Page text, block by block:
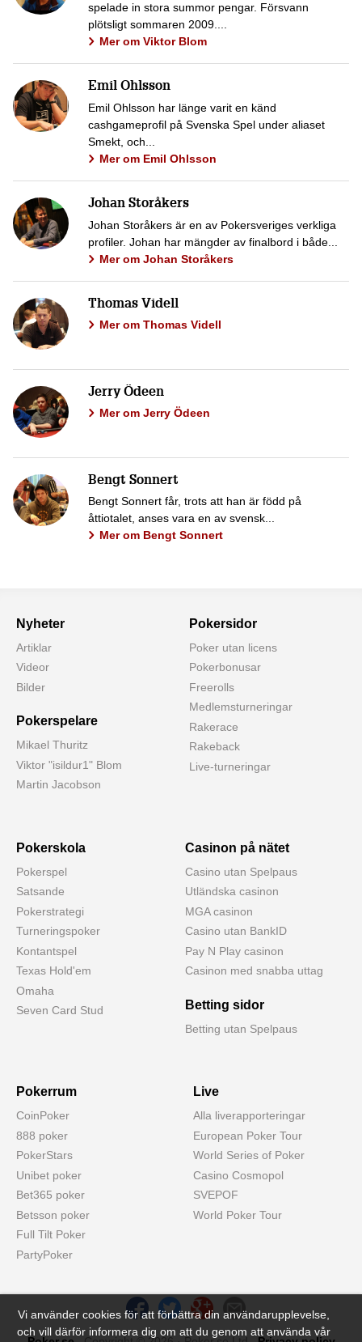
spelade in stora summor pengar. Försvann
plötsligt sommaren 2009....
Mer om Viktor Blom
Emil Ohlsson
Emil Ohlsson har länge varit en känd
cashgameprofil på Svenska Spel under aliaset
Smekt, och...
Mer om Emil Ohlsson
Johan Storåkers
Johan Storåkers är en av Pokersveriges verkliga
profiler. Johan har mängder av finalbord i både...
Mer om Johan Storåkers
Thomas Videll
Mer om Thomas Videll
Jerry Ödeen
Mer om Jerry Ödeen
Bengt Sonnert
Bengt Sonnert får, trots att han är född på
åttiotalet, anses vara en av svensk...
Mer om Bengt Sonnert
Nyheter
Artiklar
Videor
Bilder
Pokerspelare
Mikael Thuritz
Viktor "isildur1" Blom
Martin Jacobson
Pokersidor
Poker utan licens
Pokerbonusar
Freerolls
Medlemsturneringar
Rakerace
Rakeback
Live-turneringar
Pokerskola
Pokerspel
Satsande
Pokerstrategi
Turneringspoker
Kontantspel
Texas Hold'em
Omaha
Seven Card Stud
Casinon på nätet
Casino utan Spelpaus
Utländska casinon
MGA casinon
Casino utan BankID
Pay N Play casinon
Casinon med snabba uttag
Betting sidor
Betting utan Spelpaus
Pokerrum
CoinPoker
888 poker
PokerStars
Unibet poker
Bet365 poker
Betsson poker
Full Tilt Poker
PartyPoker
Live
Alla liverapporteringar
European Poker Tour
World Series of Poker
Casino Cosmopol
SVEPOF
World Poker Tour
Vi använder cookies för att förbättra din användarupplevelse,
och vill därför informera dig om att du genom att använda vår